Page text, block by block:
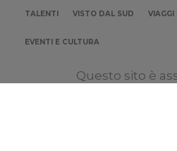
TALENTI VISTO DAL SUD VIAGGI
EVENTI E CULTURA
Questo sito è